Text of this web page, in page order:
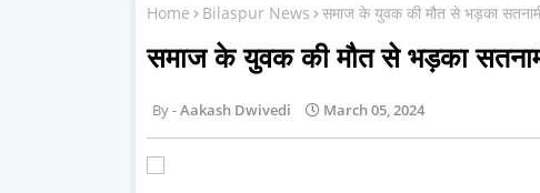
Home Bilaspur News समाज के युवक की मौत से भड़का
समाज के युवक की मौत से भड़का
Aakash Dwivedi March 05, 2024